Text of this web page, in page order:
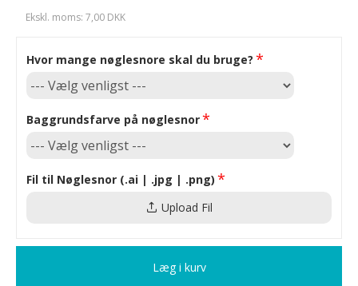
Ekskl. moms: 7,00 DKK
Hvor mange nøglesnore skal du bruge?
Baggrundsfarve på nøglesnor
Fil til Nøglesnor (.ai | .jpg | .png)
Upload Fil
Læg i kurv